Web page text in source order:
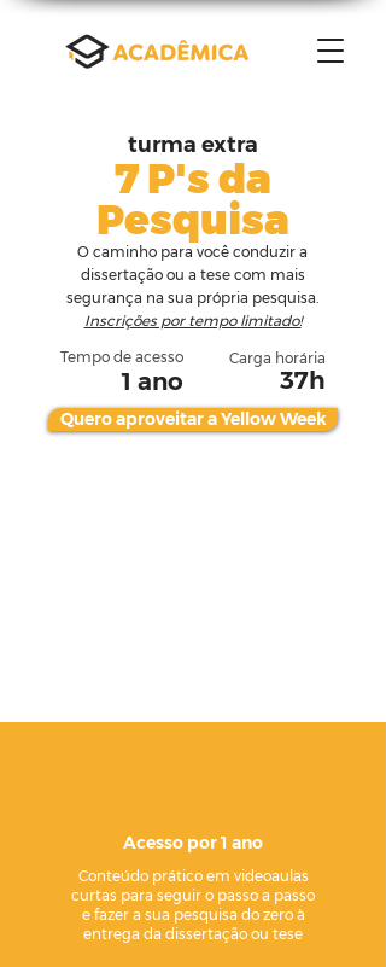
turma extra
7 P's da
Pesquisa
O caminho para você conduzir a
dissertação ou a tese com mais
segurança na sua própria pesquisa.
Inscrições por tempo limitado!
Tempo de acesso
1 ano 37h
Carga horária
Quero aproveitar a Yellow Week
Acesso por 1 ano
Conteúdo prático em videoaulas
curtas para seguir o passo a passo
e fazer a sua pesquisa do zero à
entrega da dissertação ou tese